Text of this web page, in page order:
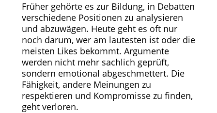
Früher gehörte es zur Bildung, in Debatten
verschiedene Positionen zu analysieren
und abzuwägen. Heute geht es oft nur
noch darum, wer am lautesten ist oder die
meisten Likes bekommt. Argumente
werden nicht mehr sachlich geprüft,
sondern emotional abgeschmettert. Die
Fähigkeit, andere Meinungen zu
respektieren und Kompromisse zu finden,
geht verloren.